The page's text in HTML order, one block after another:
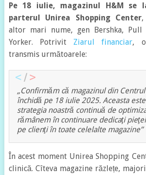
Pe 18 iulie, magazinul H&M se
parterul Unirea Shopping Center
altor mari nume, gen Bershka, Pull
Yorker. Potrivit Ziarul financiar,
transmis următoarele:
„Confirmăm că magazinul din
închidă pe 18 iulie 2025. Aceasta
strategia noastră continuă de
rămânem în continuare dedicaţi
pe clienţi în toate celelalte magazine”
În acest moment Unirea Shopping
clinică. Cîteva magazine răzlețe,